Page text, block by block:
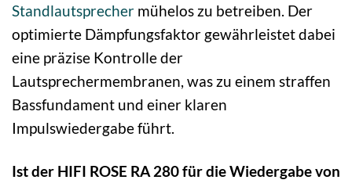
Standlautsprecher mühelos zu betreiben. Der
optimierte Dämpfungsfaktor gewährleistet dabei
eine präzise Kontrolle der
Lautsprechermembranen, was zu einem straffen
Bassfundament und einer klaren
Impulswiedergabe führt.
Ist der HIFI ROSE RA 280 für die Wiedergabe von